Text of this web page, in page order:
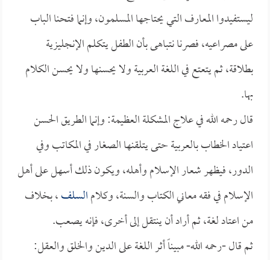
ليستفيدوا المعارف التي يحتاجها المسلمون، وإنما فتحنا الباب
على مصراعيه، فصرنا نتباهى بأن الطفل يتكلم الإنجليزية
بطلاقة، ثم يتعتع في اللغة العربية ولا يحسنها ولا يحسن الكلام
بها.
قال رحمه الله في علاج المشكلة العظيمة: وإنما الطريق الحسن
اعتياد الخطاب بالعربية حتى يتلقنها الصغار في المكاتب وفي
الدور، فيظهر شعار الإسلام وأهله، ويكون ذلك أسهل على أهل
الإسلام في فقه معاني الكتاب والسنة، وكلامالسلف، بخلاف
من اعتاد لغة، ثم أراد أن ينتقل إلى أخرى، فإنه يصعب.
ثم قال -رحمه الله- مبيناً أثر اللغة على الدين والخلق والعقل: